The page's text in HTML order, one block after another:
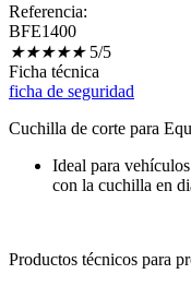
Referencia:
BFE1400
★★★★★ 5/5
Ficha técnica
ficha de seguridad
Cuchilla de corte para
Ideal para
con la cuchilla en
Productos técnicos para